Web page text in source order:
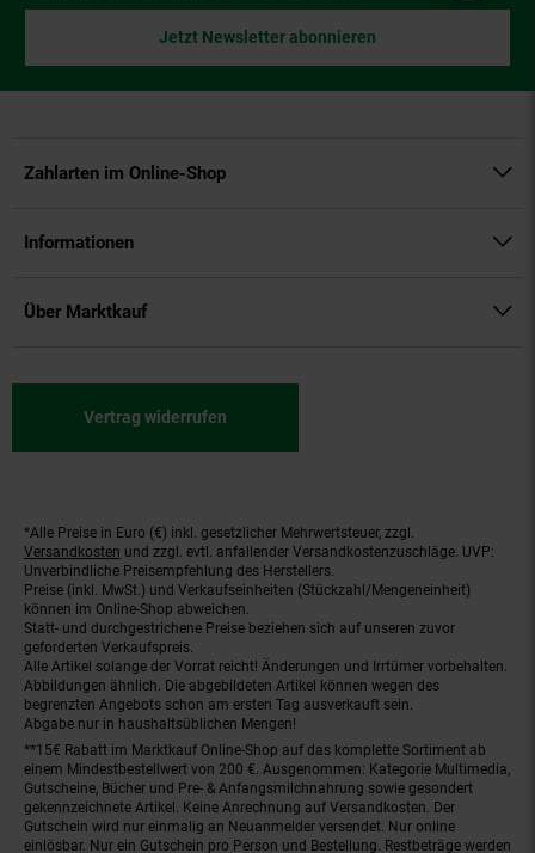
Jetzt Newsletter abonnieren
Zahlarten im Online-Shop
Informationen
Über Marktkauf
Vertrag widerrufen
Fußnoten
*Alle Preise in Euro (€) inkl. gesetzlicher Mehrwertsteuer, zzgl.
Versandkosten und zzgl. evtl. anfallender Versandkostenzuschläge. UVP:
Unverbindliche Preisempfehlung des Herstellers.
Preise (inkl. MwSt.) und Verkaufseinheiten (Stückzahl/Mengeneinheit)
können im Online-Shop abweichen.
Statt- und durchgestrichene Preise beziehen sich auf unseren zuvor
geforderten Verkaufspreis.
Alle Artikel solange der Vorrat reicht! Änderungen und Irrtümer vorbehalten.
Abbildungen ähnlich. Die abgebildeten Artikel können wegen des
begrenzten Angebots schon am ersten Tag ausverkauft sein.
Abgabe nur in haushaltsüblichen Mengen!
**15€ Rabatt im Marktkauf Online-Shop auf das komplette Sortiment ab
einem Mindestbestellwert von 200 €. Ausgenommen: Kategorie Multimedia,
Gutscheine, Bücher und Pre- & Anfangsmilchnahrung sowie gesondert
gekennzeichnete Artikel. Keine Anrechnung auf Versandkosten. Der
Gutschein wird nur einmalig an Neuanmelder versendet. Nur online
einlösbar. Nur ein Gutschein pro Person und Bestellung. Restbeträge werden